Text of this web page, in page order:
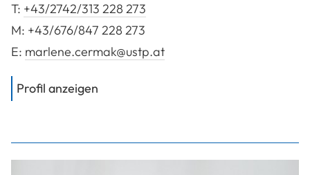
T: +43/2742/313 228 273
M: +43/676/847 228 273
E: marlene.cermak@ustp.at
Profil anzeigen